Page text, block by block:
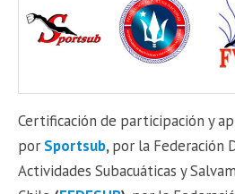
Certificación de participación y
por Sportsub,por la Federación
Actividades Subacuáticas y